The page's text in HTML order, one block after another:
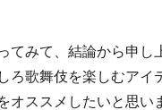
てみて、結論から申し
ろ歌舞伎を楽しむア
オススメしたいと思い